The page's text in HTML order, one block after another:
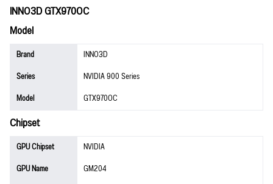
INNO3D GTX970OC
Model
Brand
INNO3D
Series
NVIDIA 900 Series
Model
GTX970OC
Chipset
GPU Chipset
NVIDIA
GPU Name
GM204